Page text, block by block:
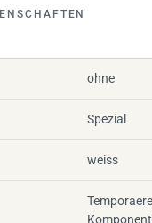
ohne
Spezial
weiss